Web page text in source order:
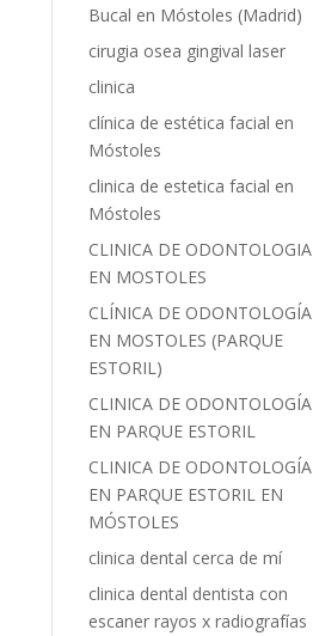
Bucal en Móstoles (Madrid)
cirugia osea gingival laser
clinica
clínica de estética facial en
Móstoles
clinica de estetica facial en
Móstoles
CLINICA DE ODONTOLOGIA
EN MOSTOLES
CLÍNICA DE ODONTOLOGÍA
EN MOSTOLES (PARQUE
ESTORIL)
CLINICA DE ODONTOLOGÍA
EN PARQUE ESTORIL
CLINICA DE ODONTOLOGÍA
EN PARQUE ESTORIL EN
MÓSTOLES
clinica dental cerca de mí
clinica dental dentista con
escaner rayos x radiografías